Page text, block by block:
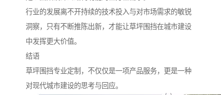
行业的发展离不开持续的技术投入与对市场需求的敏锐
洞察，只有不断推陈出新，才能让草坪围挡在城市建设
中发挥更大价值。
结语
草坪围挡专业定制，不仅仅是一项产品服务，更是一种
对现代城市建设的思考与回应。